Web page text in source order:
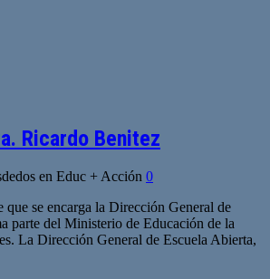
Ricardo Benitez
en Educ + Acción 0
que se encarga la Dirección General de
parte del Ministerio de Educación de la
La Dirección General de Escuela Abierta,